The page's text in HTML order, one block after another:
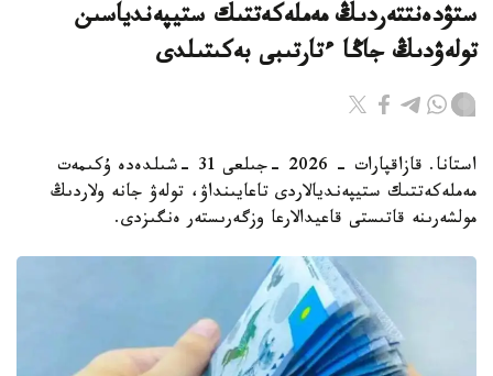
ستۋدەنتتەردىڭ مەملەكەتتىك ستيپەندياسىن
تولەۋدىڭ جاڭا ءتارتىبى بەكىتىلدى
استانا. قازاقپارات - 2026 -جىلعى 31 -شىلدەدە ۇكىمەت
مەملەكەتتىك ستيپەنديالاردى تاعايىنداۋ، تولەۋ جانە ولاردىڭ
مولشەرىنە قاتىستى قاعيدالارعا وزگەرىستەر ەنگىزدى.